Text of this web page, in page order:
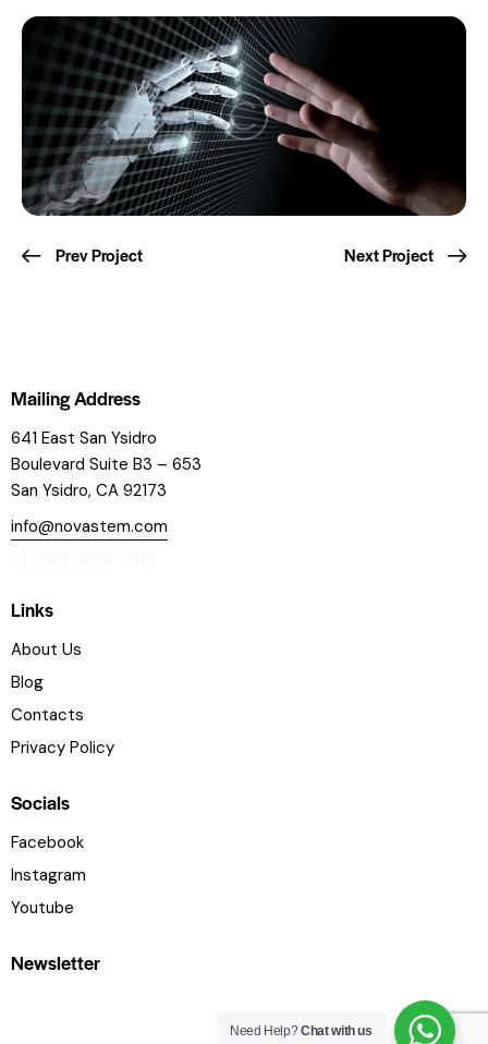
Prev Project Next Project
Mailing Address
641 East San Ysidro
Boulevard Suite B3 – 653
San Ysidro, CA 92173
info@novastem.com
Links
About Us
Blog
Contacts
Privacy Policy
Socials
Facebook
Instagram
Youtube
Newsletter
Need Help?Chat with us